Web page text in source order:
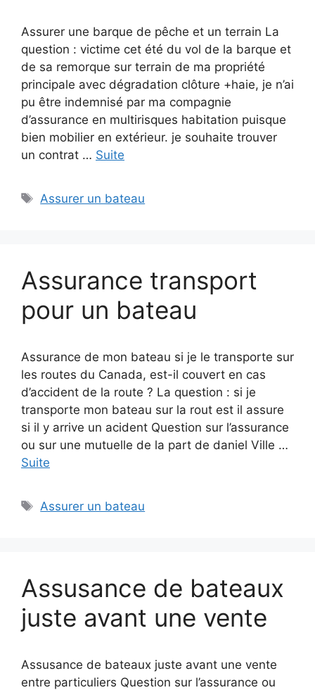
Assurer une barque de pêche et un terrain La
question : victime cet été du vol de la barque et
de sa remorque sur terrain de ma propriété
principale avec dégradation clôture +haie, je n’ai
pu être indemnisé par ma compagnie
d’assurance en multirisques habitation puisque
bien mobilier en extérieur. je souhaite trouver
un contrat … Suite
Étiquettes
Assurer un bateau
Assurance transport
pour un bateau
Assurance de mon bateau si je le transporte sur
les routes du Canada, est-il couvert en cas
d’accident de la route ? La question : si je
transporte mon bateau sur la rout est il assure
si il y arrive un acident Question sur l’assurance
ou sur une mutuelle de la part de daniel Ville …
Suite
Étiquettes
Assurer un bateau
Assusance de bateaux
juste avant une vente
Assusance de bateaux juste avant une vente
entre particuliers Question sur l’assurance ou